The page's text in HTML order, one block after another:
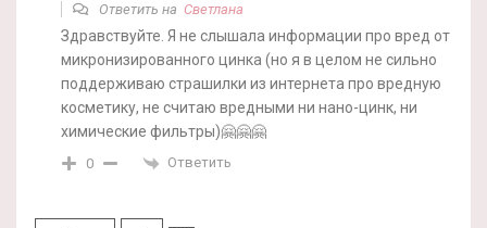
Ответить на Светлана
Здравствуйте. Я не слышала информации про вред от
микронизированного цинка (но я в целом не сильно
поддерживаю страшилки из интернета про вредную
косметику, не считаю вредными ни нано-цинк, ни
химические фильтры)🤗🤗🤗
0 Ответить